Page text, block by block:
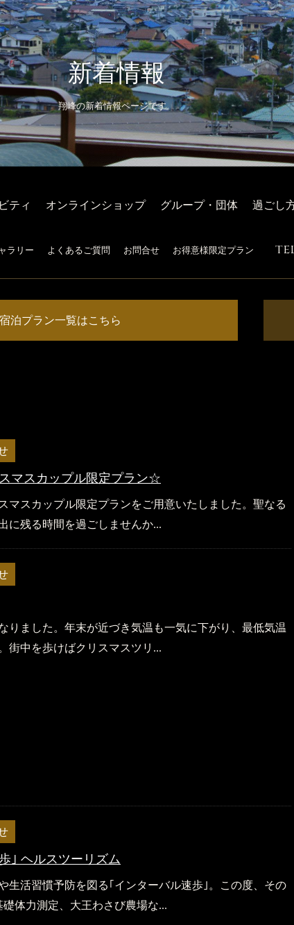
新着情報
翔峰の新着情報ページです。
ティ オンラインショップ グループ・団体 過ごし
ラリー よくあるご質問 お問合せ お得意様限定プラン
宿泊プラン一覧はこちら
マスカップル限定プラン☆
マスカップル限定プランをご用意いたしました。聖なる
に残る時間を過ごしませんか...
りました。年末が近づき気温も一気に下がり、最低気温
街中を歩けばクリスマスツリ...
｣ ヘルスツーリズム
生活習慣予防を図る｢インターバル速歩｣。この度、その
体力測定、大王わさび農場な...